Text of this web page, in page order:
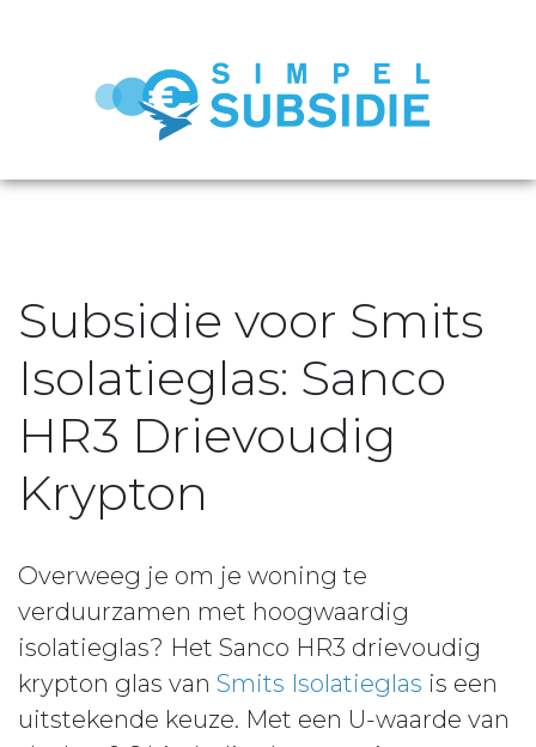
Subsidie voor Smits
Isolatieglas: Sanco
HR3 Drievoudig
Krypton
Overweeg je om je woning te
verduurzamen met hoogwaardig
isolatieglas? Het Sanco HR3 drievoudig
krypton glas van Smits Isolatieglas is een
uitstekende keuze. Met een U-waarde van